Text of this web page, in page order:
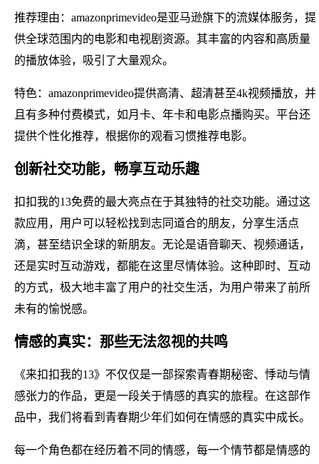
推荐理由：amazonprimevideo是亚马逊旗下的流媒体服务，提
供全球范围内的电影和电视剧资源。其丰富的内容和高质量
的播放体验，吸引了大量观众。
特色：amazonprimevideo提供高清、超清甚至4k视频播放，并
且有多种付费模式，如月卡、年卡和电影点播购买。平台还
提供个性化推荐，根据你的观看习惯推荐电影。
创新社交功能，畅享互动乐趣
扣扣我的13免费的最大亮点在于其独特的社交功能。通过这
款应用，用户可以轻松找到志同道合的朋友，分享生活点
滴，甚至结识全球的新朋友。无论是语音聊天、视频通话，
还是实时互动游戏，都能在这里尽情体验。这种即时、互动
的方式，极大地丰富了用户的社交生活，为用户带来了前所
未有的愉悦感。
情感的真实：那些无法忽视的共鸣
《来扣扣我的13》不仅仅是一部探索青春期秘密、悸动与情
感张力的作品，更是一段关于情感的真实的旅程。在这部作
品中，我们将看到青春期少年们如何在情感的真实中成长。
每一个角色都在经历着不同的情感，每一个情节都是情感的